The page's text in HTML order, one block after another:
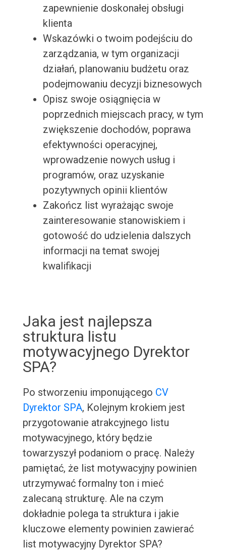
zapewnienie doskonałej obsługi
klienta
Wskazówki o twoim podejściu do
zarządzania, w tym organizacji
działań, planowaniu budżetu oraz
podejmowaniu decyzji biznesowych
Opisz swoje osiągnięcia w
poprzednich miejscach pracy, w tym
zwiększenie dochodów, poprawa
efektywności operacyjnej,
wprowadzenie nowych usług i
programów, oraz uzyskanie
pozytywnych opinii klientów
Zakończ list wyrażając swoje
zainteresowanie stanowiskiem i
gotowość do udzielenia dalszych
informacji na temat swojej
kwalifikacji
Jaka jest najlepsza
struktura listu
motywacyjnego Dyrektor
SPA?
Po stworzeniu imponującego CV
Dyrektor SPA, Kolejnym krokiem jest
przygotowanie atrakcyjnego listu
motywacyjnego, który będzie
towarzyszył podaniom o pracę. Należy
pamiętać, że list motywacyjny powinien
utrzymywać formalny ton i mieć
zalecaną strukturę. Ale na czym
dokładnie polega ta struktura i jakie
kluczowe elementy powinien zawierać
list motywacyjny Dyrektor SPA?